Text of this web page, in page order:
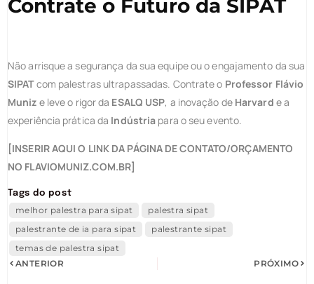
Contrate o Futuro da SIPAT
Não arrisque a segurança da sua equipe ou o engajamento da sua
SIPATcom palestras ultrapassadas. Contrate o Professor Flávio
Muniz e leve o rigor da ESALQ USP, a inovação de Harvard e a
experiência prática da Indústria para o seu evento.
[INSERIR AQUI O LINK DA PÁGINA DE CONTATO/ORÇAMENTO
NO FLAVIOMUNIZ.COM.BR]
Tags do post
melhor palestra para sipat
palestra sipat
palestrante de ia para sipat
palestrante sipat
temas de palestra sipat
ANTERIOR
PRÓXIMO